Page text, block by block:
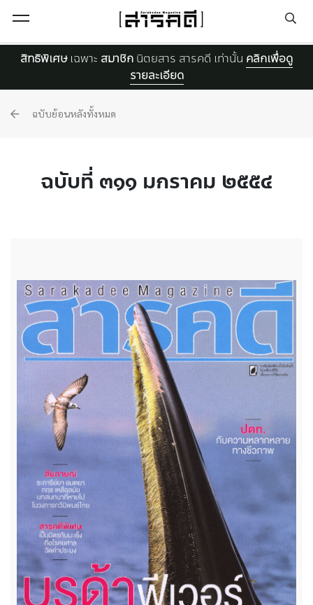
สิทธิพิเศษเฉพาะ สมาชิก นิตยสาร สารคดี เท่านั้น คลิกเพื่อดู
รายละเอียด
ฉบับย้อนหลังทั้งหมด
ฉบับที่ ๓๑๑ มกราคม ๒๕๕๔